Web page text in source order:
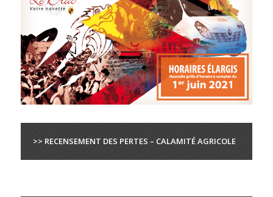
>> RECENSEMENT DES PERTES – CALAMITÉ AGRICOLE